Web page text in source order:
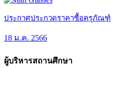
ประกาศประกวดราคาซื้อครุภัณฑ์
18 ม.ค. 2566
ผู้บริหารสถานศึกษา